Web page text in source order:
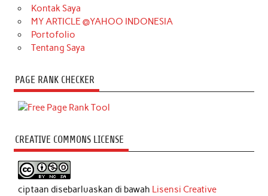
Kontak Saya
MY ARTICLE @YAHOO INDONESIA
Portofolio
Tentang Saya
PAGE RANK CHECKER
CREATIVE COMMONS LICENSE
ciptaan disebarluaskan di bawah Lisensi Creative